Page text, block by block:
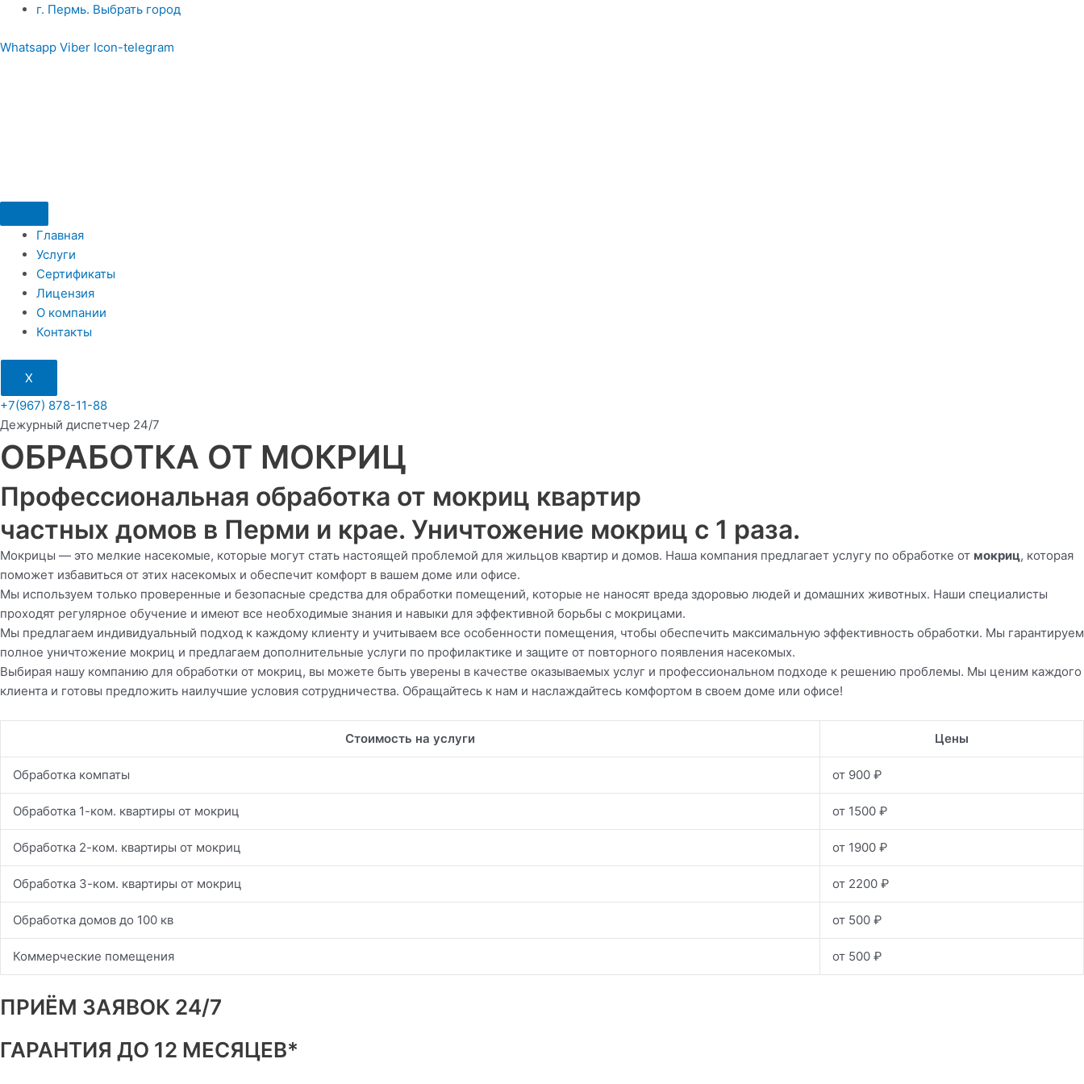
Перейти
содержимому
​г. Пермь. Выбрать город
Whatsapp Viber Icon-telegram
Главная
Услуги
Сертификаты
Лицензия
О компании
Контакты
X
+7(967) 878-11-88
Дежурный диспетчер 24/7
ОБРАБОТКА ОТ МОКРИЦ
Профессиональная обработка от мокриц квартир
частных домов в Перми и крае. Уничтожение мокриц с 1 раза.
Мокрицы — это мелкие насекомые, которые могут стать настоящей проблемой для жильцов квартир и домов. Наша компания предлагает услугу по обработке от мокриц, которая
поможет избавиться от этих насекомых и обеспечит комфорт в вашем доме или офисе.
Мы используем только проверенные и безопасные средства для обработки помещений, которые не наносят вреда здоровью людей и домашних животных. Наши специалисты
проходят регулярное обучение и имеют все необходимые знания и навыки для эффективной борьбы с мокрицами.
Мы предлагаем индивидуальный подход к каждому клиенту и учитываем все особенности помещения, чтобы обеспечить максимальную эффективность обработки. Мы гарантируем
полное уничтожение мокриц и предлагаем дополнительные услуги по профилактике и защите от повторного появления насекомых.
Выбирая нашу компанию для обработки от мокриц, вы можете быть уверены в качестве оказываемых услуг и профессиональном подходе к решению проблемы. Мы ценим каждого
клиента и готовы предложить наилучшие условия сотрудничества. Обращайтесь к нам и наслаждайтесь комфортом в своем доме или офисе!
Стоимость на услуги Цены
Обработка компаты от 900 ₽
Обработка 1-ком. квартиры от мокриц от 1500 ₽
Обработка 2-ком. квартиры от мокриц от 1900 ₽
Обработка 3-ком. квартиры от мокриц от 2200 ₽
Обработка домов до 100 кв от 500 ₽
Коммерческие помещения от 500 ₽
ПРИЁМ ЗАЯВОК 24/7
ГАРАНТИЯ ДО 12 МЕСЯЦЕВ*